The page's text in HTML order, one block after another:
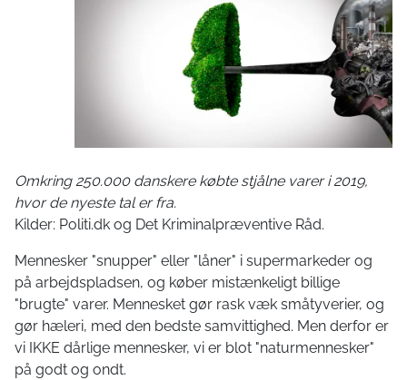
Omkring 250.000 danskere købte stjålne varer i 2019,
hvor de nyeste tal er fra.
Kilder: Politi.dk og Det Kriminalpræventive Råd.
Mennesker "snupper" eller "låner" i supermarkeder og
på arbejdspladsen, og køber mistænkeligt billige
"brugte" varer. Mennesket gør rask væk småtyverier, og
gør hæleri, med den bedste samvittighed. Men derfor er
vi IKKE dårlige mennesker, vi er blot "naturmennesker"
på godt og ondt.